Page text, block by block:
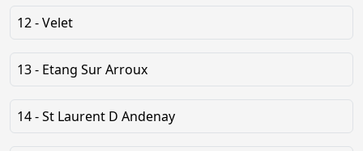
12 - Velet
13 - Etang Sur Arroux
14 - St Laurent D Andenay